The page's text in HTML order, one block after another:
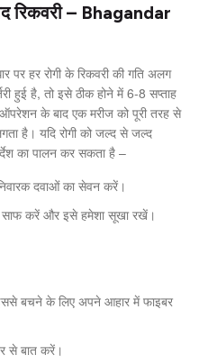
रिकवरी – Bhagandar
हर रोगी के रिकवरी की गति अलग
हुई है, तो इसे ठीक होने में 6-8 सप्ताह
के बाद एक मरीज को पूरी तरह से
है। यदि रोगी को जल्द से जल्द
का पालन कर सकता है –
निवारक दवाओं का सेवन करें।
से साफ करें और इसे हमेशा सूखा रखें।
बचने के लिए अपने आहार में फाइबर
से बात करें।